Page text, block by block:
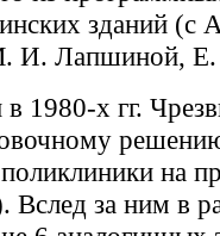
зданий
Лапшиной, Е.
1980-х гг.
на
за ним в